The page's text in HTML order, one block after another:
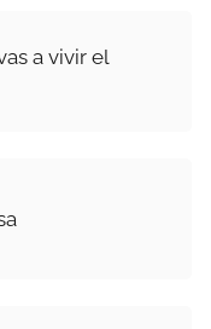
a vivir el